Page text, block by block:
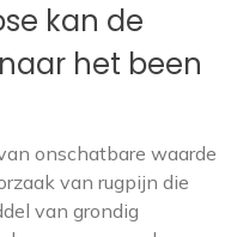
kan de
het been
onschatbare waarde
van rugpijn die
van grondig